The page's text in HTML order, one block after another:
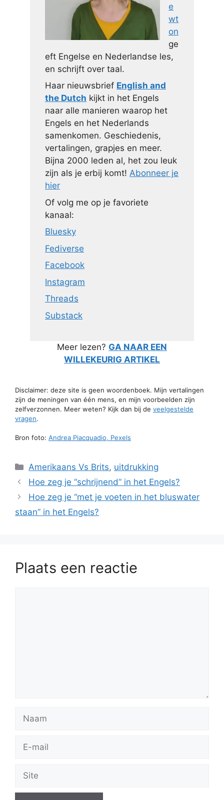
e
wt
on
ge
eft Engelse en Nederlandse les,
en schrijft over taal.
Haar nieuwsbrief English and
the Dutch kijkt in het Engels
naar alle manieren waarop het
Engels en het Nederlands
samenkomen. Geschiedenis,
vertalingen, grapjes en meer.
Bijna 2000 leden al, het zou leuk
zijn als je erbij komt! Abonneer je
hier
Of volg me op je favoriete
kanaal:
Bluesky
Fediverse
Facebook
Instagram
Threads
Substack
Meer lezen? GA NAAR EEN
WILLEKEURIG ARTIKEL
Disclaimer: deze site is geen woordenboek. Mijn vertalingen
zijn de meningen van één mens, en mijn voorbeelden zijn
zelfverzonnen. Meer weten? Kijk dan bij de veelgestelde
vragen.
Bron foto: Andrea Piacquadio, Pexels
Categorieën
Amerikaans Vs Brits, uitdrukking
Hoe zeg je “schrijnend” in het Engels?
Hoe zeg je “met je voeten in het bluswater
staan” in het Engels?
Plaats een reactie
Naam
Site